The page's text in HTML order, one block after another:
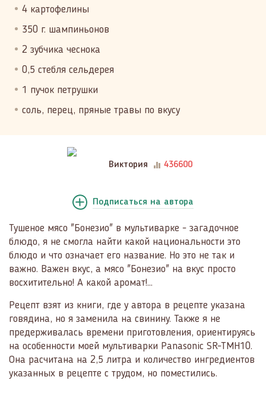
4 картофелины
350 г. шампиньонов
2 зубчика чеснока
0,5 стебля сельдерея
1 пучок петрушки
соль, перец, пряные травы по вкусу
Виктория 436600
Подписаться на автора
Тушеное мясо "Бонезио" в мультиварке - загадочное
блюдо, я не смогла найти какой национальности это
блюдо и что означает его название. Но это не так и
важно. Важен вкус, а мясо "Бонезио" на вкус просто
восхитительно! А какой аромат!...
Рецепт взят из книги, где у автора в рецепте указана
говядина, но я заменила на свинину. Также я не
предерживалась времени приготовления, ориентируясь
на особенности моей мультиварки Panasonic SR-TMH10.
Она расчитана на 2,5 литра и количество ингредиентов
указанных в рецепте с трудом, но поместились.